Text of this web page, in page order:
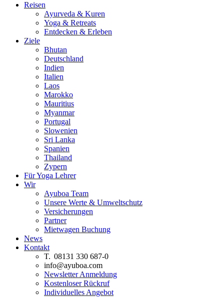
Reisen
Ayurveda & Kuren
Yoga & Retreats
Entdecken & Erleben
Ziele
Bhutan
Deutschland
Indien
Italien
Laos
Marokko
Mauritius
Myanmar
Portugal
Slowenien
Sri Lanka
Spanien
Thailand
Zypern
Für Yoga Lehrer
Wir
Ayuboa Team
Unsere Werte & Umweltschutz
Versicherungen
Partner
Mietwagen Buchung
News
Kontakt
T. 08131 330 687-0
info@ayuboa.com
Newsletter Anmeldung
Kostenloser Rückruf
Individuelles Angebot